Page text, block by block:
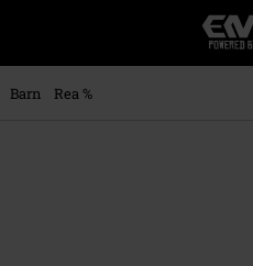
Barn
Rea %